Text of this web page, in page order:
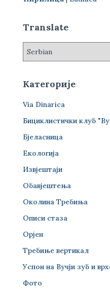
а
а
Translate
Категорије
Via Dinarica
Бициклистички клуб
Бјеласница
Екологија
Извјештаји
Обавјештења
Околина Требиња
Описи стаза
Орјен
Требиње вертикал
Успон на Вучји зуб и
Фото